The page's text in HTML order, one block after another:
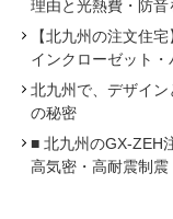
理由と光熱費・防
【北九州の注文住
インクローゼット
北九州で、デザイン
の秘密
■ 北九州のGX-ZEH
高気密・高耐震制震